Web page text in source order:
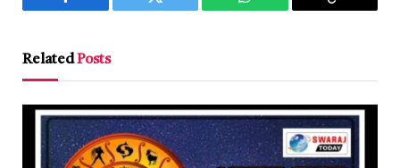
Facebook Twitter WhatsApp
Copy
RelatedPosts